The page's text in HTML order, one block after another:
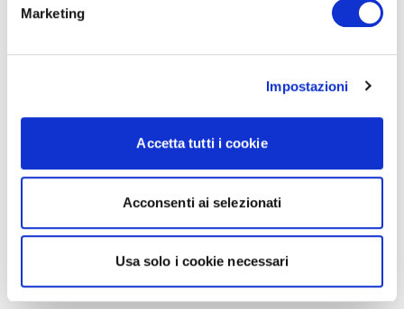
Marketing
Impostazioni
Accetta tutti i cookie
Acconsenti ai selezionati
Usa solo i cookie necessari